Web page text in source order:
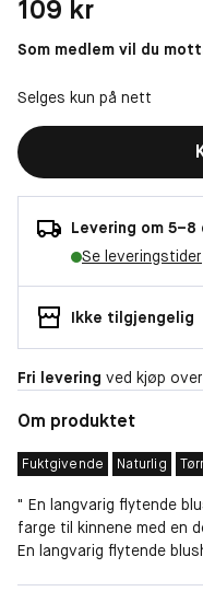
109 kr
Som medlem vil du
Selges kun på nett
Levering om 5–8
Se leveringstider
Ikke tilgjengelig
Fri levering ved kjøp over
Om produktet
Fuktgivende Naturlig Tørr
" En langvarig flytende
farge til kinnene med en
En langvarig flytende